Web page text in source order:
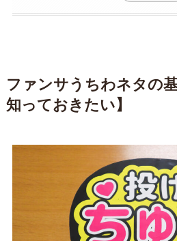
ファンサうちわネタの
知っておきたい】